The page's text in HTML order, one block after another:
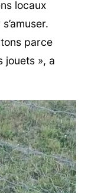
locaux
parce
jouets », a